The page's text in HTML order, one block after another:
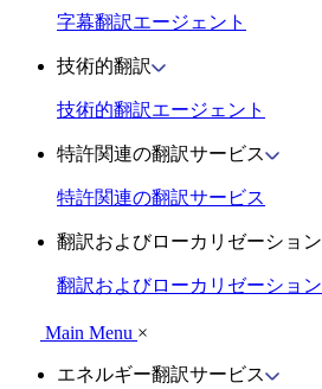
字幕翻訳エージェント
技術的翻訳
技術的翻訳エージェント
特許関連の翻訳サービス
特許関連の翻訳サービス
翻訳およびローカリゼーション
翻訳およびローカリゼーション
Main Menu ×
エネルギー翻訳サービス